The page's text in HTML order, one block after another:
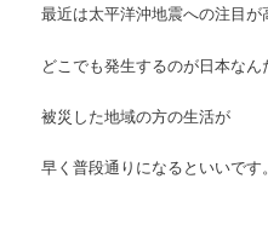
最近は太平洋沖地震への注目が
どこでも発生するのが日本なん
被災した地域の方の生活が
早く普段通りになるといいです。